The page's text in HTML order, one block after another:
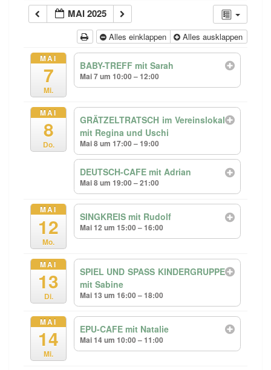
MAI 2025
Alles einklappen Alles ausklappen
MAI
7
Mi.
BABY-TREFF mit Sarah
Mai 7 um 10:00 – 12:00
MAI
8
Do.
GRÄTZELTRATSCH im Vereinslokal
mit Regina und Uschi
Mai 8 um 17:00 – 19:00
DEUTSCH-CAFE mit Adrian
Mai 8 um 19:00 – 21:00
MAI
12
Mo.
SINGKREIS mit Rudolf
Mai 12 um 15:00 – 16:00
MAI
13
Di.
SPIEL UND SPASS KINDERGRUPPE
mit Sabine
Mai 13 um 16:00 – 18:00
MAI
14
Mi.
EPU-CAFE mit Natalie
Mai 14 um 10:00 – 11:00